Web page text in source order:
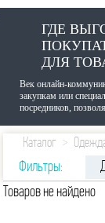
ГДЕ
ДЛЯ
Век онлайн-
закупкам или
посредников,
Каталог
Фильтры:
Товаров не найдено